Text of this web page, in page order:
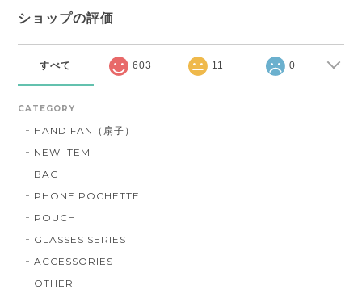
ショップの評価
すべて 603 11 0
CATEGORY
HAND FAN（扇子）
NEW ITEM
BAG
PHONE POCHETTE
POUCH
GLASSES SERIES
ACCESSORIES
OTHER